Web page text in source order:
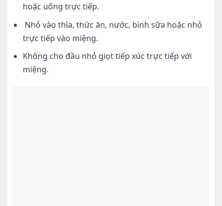
hoặc uống trực tiếp.
Nhỏ vào thìa, thức ăn, nước, bình sữa hoặc nhỏ
trực tiếp vào miệng.
Không cho đầu nhỏ giọt tiếp xúc trực tiếp với
miệng.